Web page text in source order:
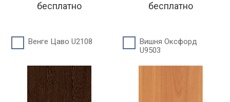
бесплатно бесплатно
Венге Цаво U2108
Вишня Оксфорд
U9503